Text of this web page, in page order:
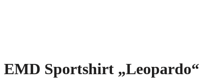
EMD Sportshirt „Leopardo“